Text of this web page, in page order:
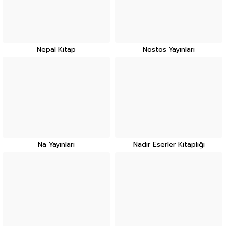
Nepal Kitap Nostos Yayınları
Na Yayınları Nadir Eserler Kitaplığı